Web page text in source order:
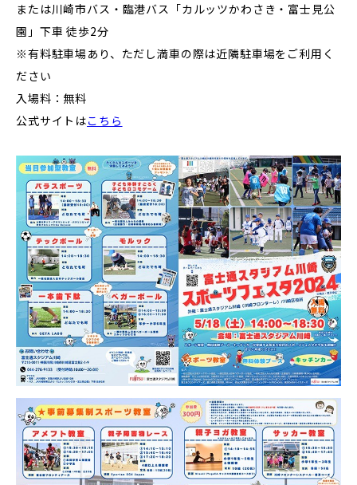
または川崎市バス・臨港バス「カルッツかわさき・富士見公
園」下車 徒歩2分
※有料駐車場あり、ただし満車の際は近隣駐車場をご利用く
ださい
入場料：無料
公式サイトはこちら